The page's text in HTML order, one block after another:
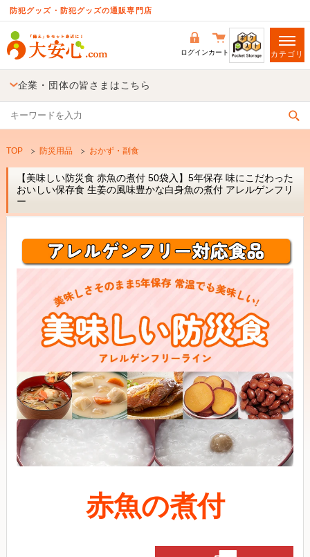
防犯グッズ・防犯グッズの通販専門店
ログインカート カテゴリ
企業・団体の皆さまはこちら
TOP 防災用品 おかず・副食
【美味しい防災食 赤魚の煮付 50袋入】5年保存 味にこだわった
おいしい保存食 生姜の風味豊かな白身魚の煮付 アレルゲンフリ
ー
赤魚の煮付